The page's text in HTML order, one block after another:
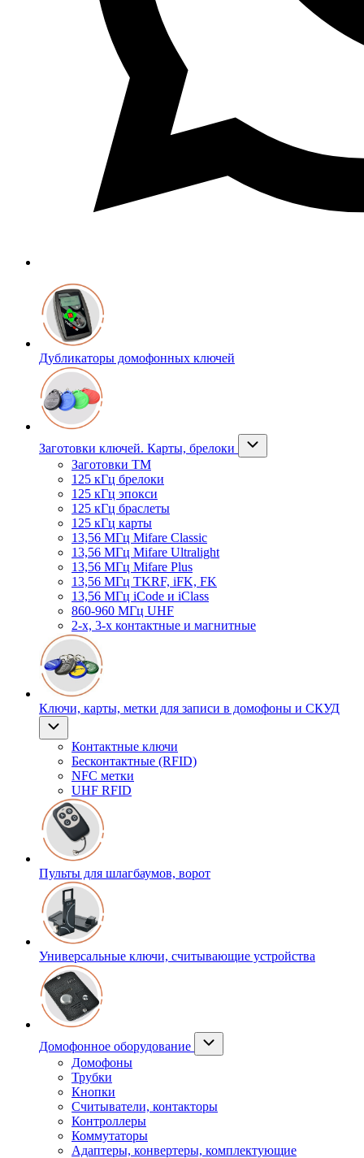
Дубликаторы домофонных ключей
Заготовки ключей. Карты, брелоки
Заготовки ТМ
125 кГц брелоки
125 кГц эпокси
125 кГц браслеты
125 кГц карты
13,56 МГц Mifare Classic
13,56 МГц Mifare Ultralight
13,56 МГц Mifare Plus
13,56 МГц TKRF, iFK, FK
13,56 МГц iCode и iClass
860-960 МГц UHF
2-х, 3-х контактные и магнитные
Ключи, карты, метки для записи в домофоны и СКУД
Контактные ключи
Бесконтактные (RFID)
NFC метки
UHF RFID
Пульты для шлагбаумов, ворот
Универсальные ключи, считывающие устройства
Домофонное оборудование
Домофоны
Трубки
Кнопки
Считыватели, контакторы
Контроллеры
Коммутаторы
Адаптеры, конвертеры, комплектующие